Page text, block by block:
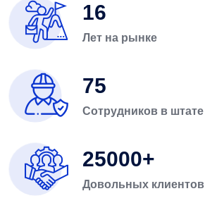
16
Лет на рынке
75
Сотрудников в штате
25000
Довольных клиентов